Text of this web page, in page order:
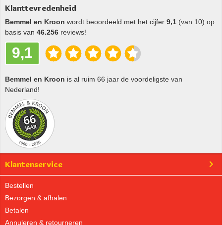
Klanttevredenheid
Bemmel en Kroon wordt beoordeeld met het cijfer 9,1 (van 10) op
basis van 46.256 reviews!
9,1
Bemmel en Kroon is al ruim 66 jaar de voordeligste van
Nederland!
Klantenservice
Bestellen
Bezorgen & afhalen
Betalen
Annuleren & retourneren